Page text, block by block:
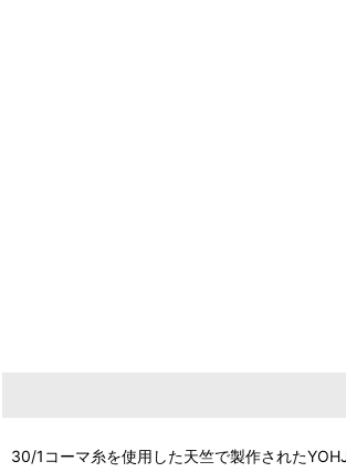
30/1コーマ糸を使用した天竺で製作された